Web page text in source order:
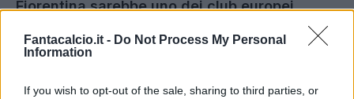
Fantacalcio.it - Do Not Process My Personal
Information
If you wish to opt-out of the sale, sharing to third parties, or
Fiorentina sarebbe uno dei club europei
Sporting Lisbona che sarebbe in pole per il